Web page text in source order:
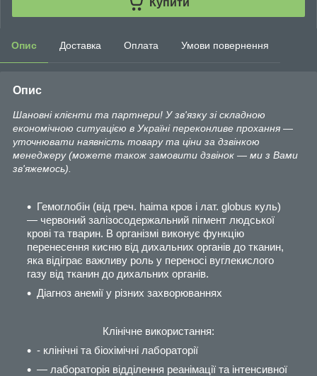
Опис Доставка Оплата Умови повернення
Опис
Шановні клієнти та партнери! У зв'язку зі складною
економічною ситуацією в Україні переконливе прохання —
уточнювати наявність товару та ціни за дзвінкою
менеджеру (можете також замовити дзвінок — ми з Вами
зв'яжемось).
Гемоглобін (від греч. haima кров і лат. globus куль)
— червоний залізосодержальний пігмент людської
крові та тварин. В організмі виконує функцію
перенесення кисню від дихальних органів до тканин,
яка відіграє важливу роль у переносі вуглекислого
газу від тканин до дихальних органів.
Діагноз анемії у різних захворюваннях
Клінічне використання:
- клінічні та біохімічні лабораторії
— лабораторія відділення реанімації та інтенсивної